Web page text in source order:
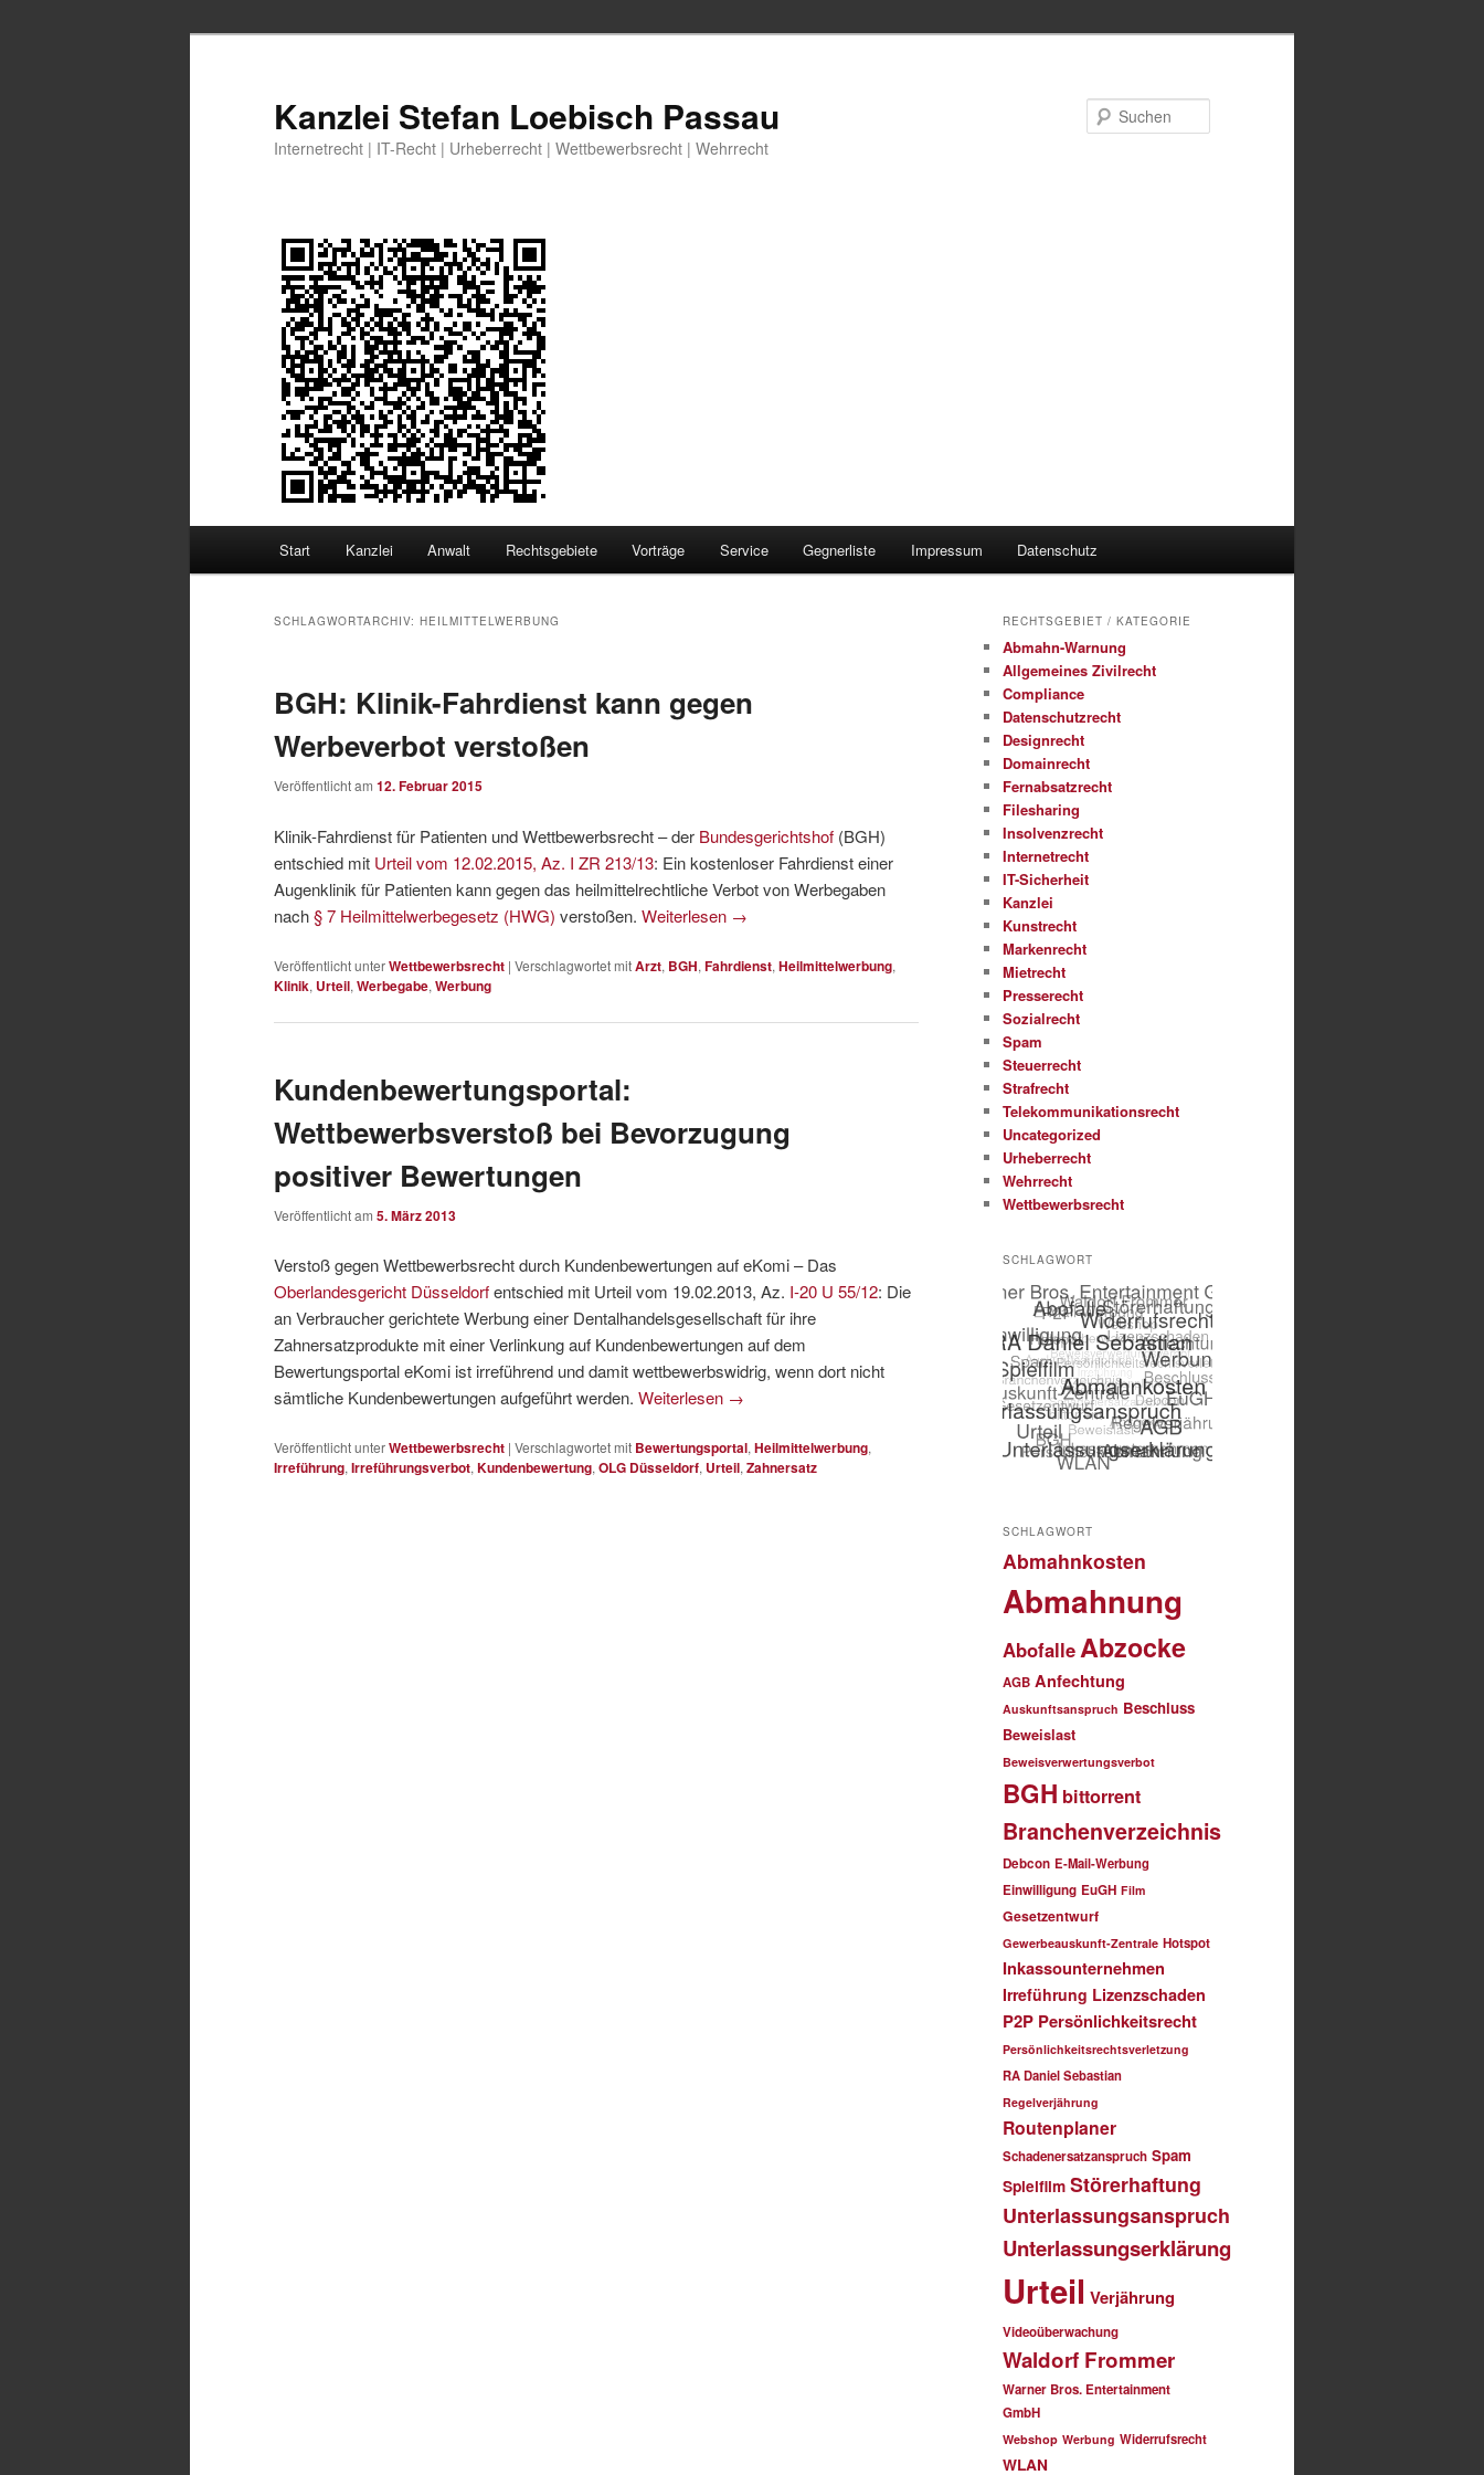
Kanzlei Stefan Loebisch Passau
Internetrecht | IT-Recht | Urheberrecht | Wettbewerbsrecht | Wehrrecht
Start Kanzlei Anwalt Rechtsgebiete Vorträge Service Gegnerliste Impressum Datenschutz
SCHLAGWORTARCHIV: HEILMITTELWERBUNG
BGH: Klinik-Fahrdienst kann gegen
Werbeverbot verstoßen
Veröffentlicht am 12. Februar 2015
Klinik-Fahrdienst für Patienten und Wettbewerbsrecht – der Bundesgerichtshof (BGH)
entschied mit Urteil vom 12.02.2015, Az. I ZR 213/13: Ein kostenloser Fahrdienst einer
Augenklinik für Patienten kann gegen das heilmittelrechtliche Verbot von Werbegaben
nach§ 7 Heilmittelwerbegesetz (HWG) verstoßen. Weiterlesen →
Veröffentlicht unterWettbewerbsrecht | Verschlagwortet mitArzt, BGH, Fahrdienst, Heilmittelwerbung,
Klinik, Urteil, Werbegabe, Werbung
Kundenbewertungsportal:
Wettbewerbsverstoß bei Bevorzugung
positiver Bewertungen
Veröffentlicht am 5. März 2013
Verstoß gegen Wettbewerbsrecht durch Kundenbewertungen auf eKomi – Das
Oberlandesgericht Düsseldorfentschied mit Urteil vom 19.02.2013, Az. I-20 U 55/12: Die
an Verbraucher gerichtete Werbung einer Dentalhandelsgesellschaft für ihre
Zahnersatzprodukte mit einer Verlinkung auf Kundenbewertungen auf dem
Bewertungsportal eKomi ist irreführend und damit wettbewerbswidrig, wenn dort nicht
sämtliche Kundenbewertungen aufgeführt werden. Weiterlesen →
Veröffentlicht unterWettbewerbsrecht | Verschlagwortet mit Bewertungsportal, Heilmittelwerbung,
Irreführung, Irreführungsverbot, Kundenbewertung, OLG Düsseldorf, Urteil, Zahnersatz
RECHTSGEBIET / KATEGORIE
Abmahn-Warnung
Allgemeines Zivilrecht
Compliance
Datenschutzrecht
Designrecht
Domainrecht
Fernabsatzrecht
Filesharing
Insolvenzrecht
Internetrecht
IT-Sicherheit
Kanzlei
Kunstrecht
Markenrecht
Mietrecht
Presserecht
Sozialrecht
Spam
Steuerrecht
Strafrecht
Telekommunikationsrecht
Uncategorized
Urheberrecht
Wehrrecht
Wettbewerbsrecht
SCHLAGWORT
SCHLAGWORT
Abmahnkosten
Abmahnung
AbofalleAbzocke
AGB Anfechtung
Auskunftsanspruch Beschluss
Beweislast
Beweisverwertungsverbot
BGH bittorrent
Branchenverzeichnis
Debcon E-Mail-Werbung
Einwilligung EuGH Film
Gesetzentwurf
Gewerbeauskunft-Zentrale Hotspot
Inkassounternehmen
Irreführung Lizenzschaden
P2P Persönlichkeitsrecht
Persönlichkeitsrechtsverletzung
RA Daniel Sebastian
Regelverjährung
Routenplaner
Schadenersatzanspruch Spam
Spielfilm Störerhaftung
Unterlassungsanspruch
Unterlassungserklärung
Urteil Verjährung
Videoüberwachung
Waldorf Frommer
Warner Bros. Entertainment
GmbH
Webshop Werbung Widerrufsrecht
WLAN